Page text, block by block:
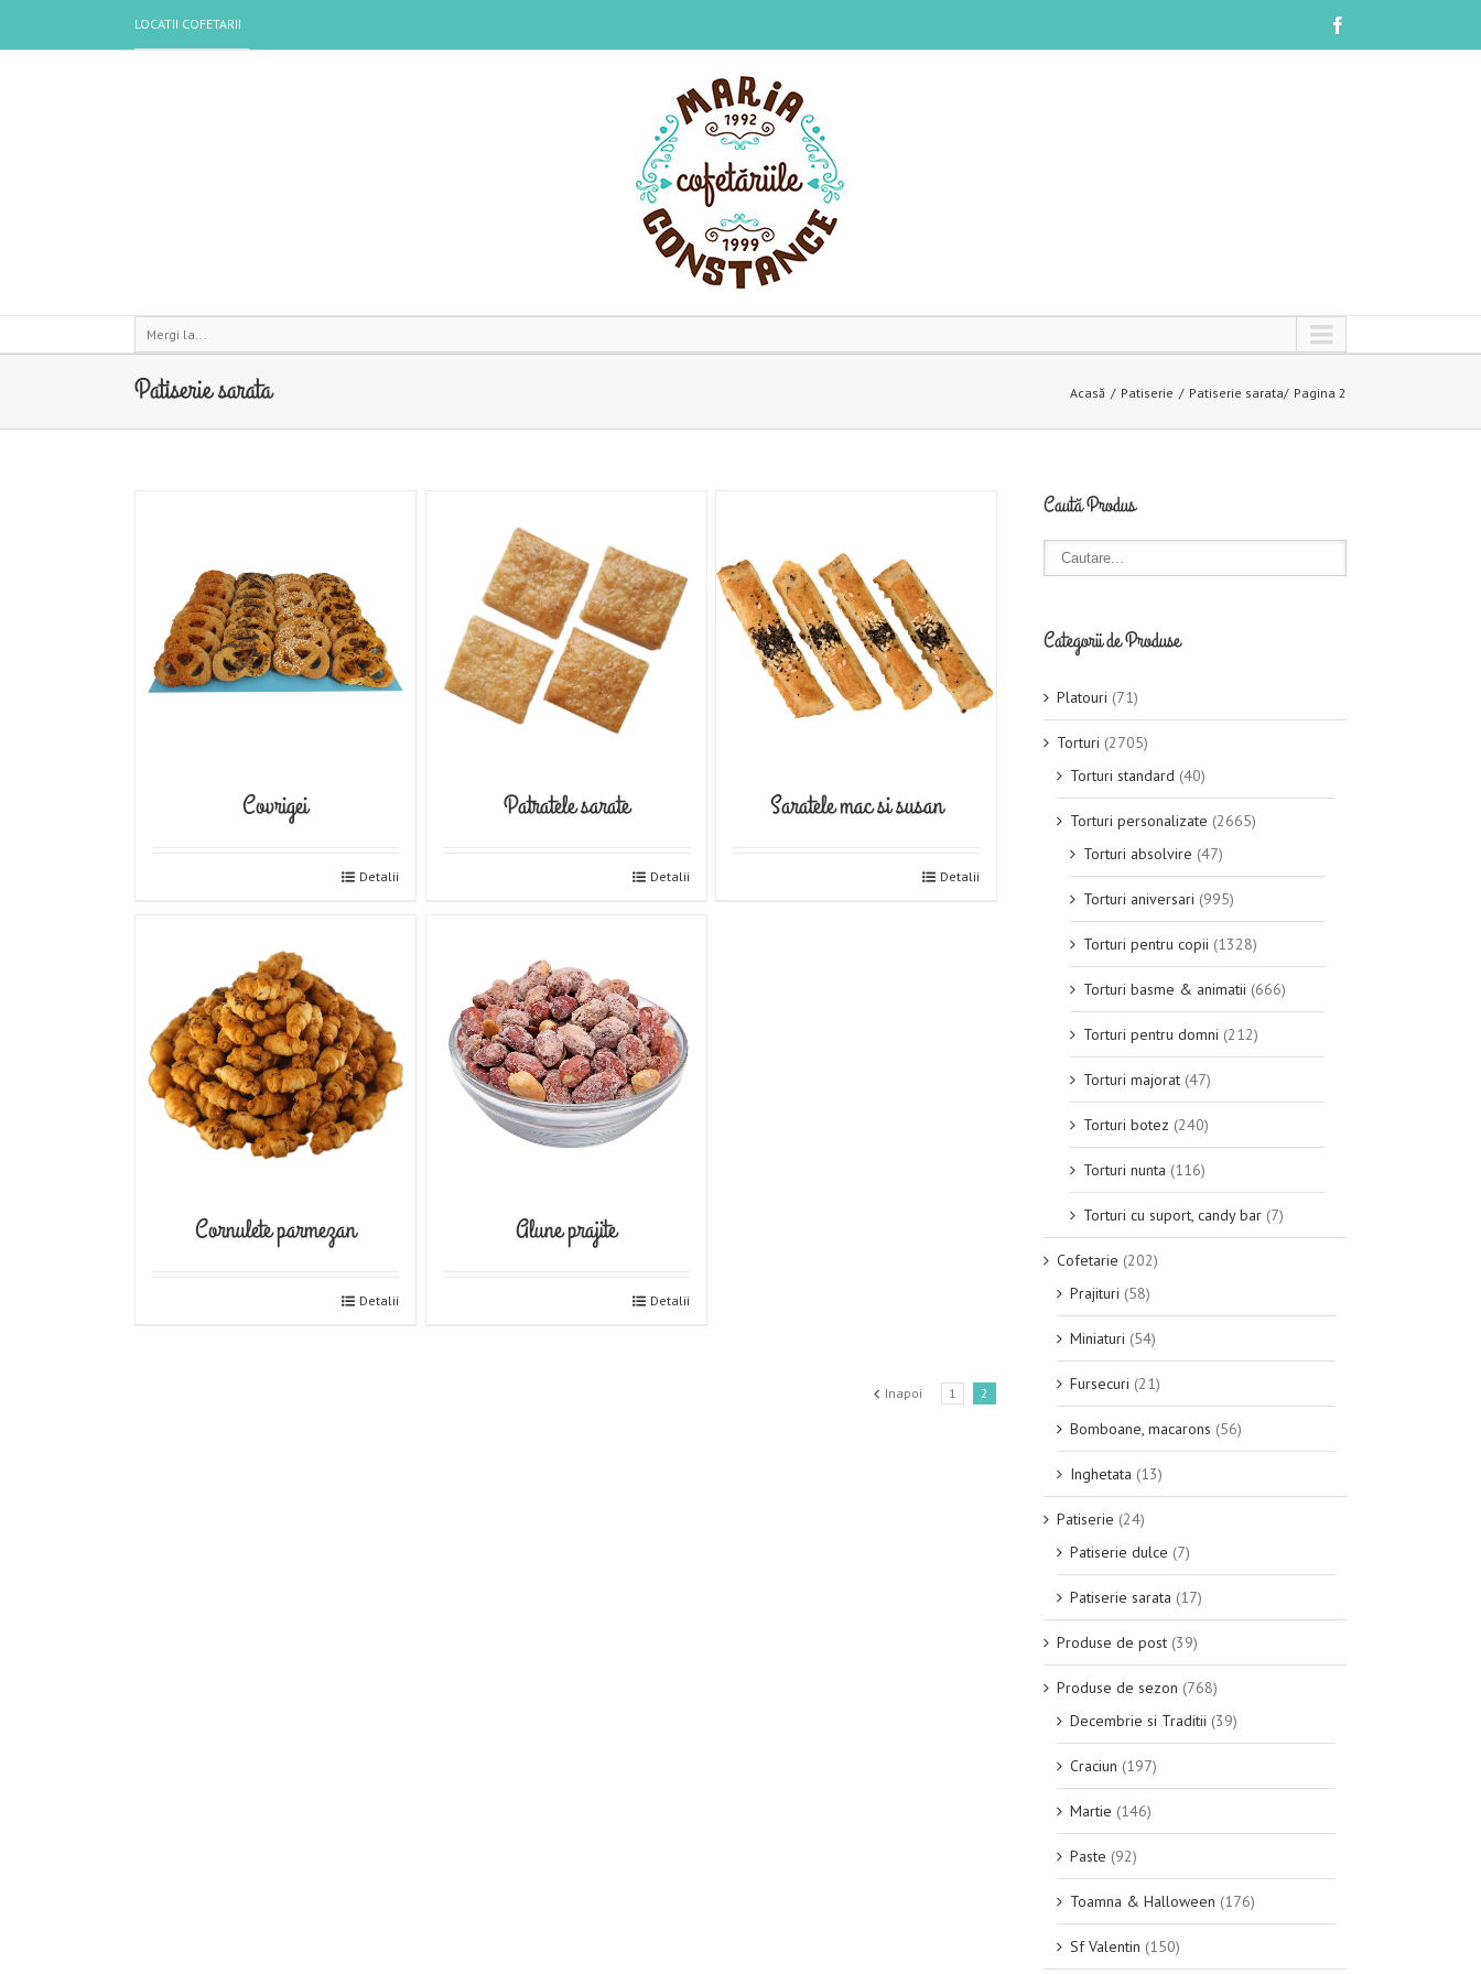
LOCATII COFETARII
Mergi la...
Patiserie sarata Acasă Patiserie Patiserie sarata Pagina 2
Covrigei
Detalii
Patratele sarate
Detalii
Saratele mac si susan
Detalii
Cornulete parmezan
Detalii
Alune prajite
Detalii
Inapoi 1 2
Caută Produs
Categorii de Produse
Platouri (71)
Torturi (2705)
Torturi standard (40)
Torturi personalizate (2665)
Torturi absolvire (47)
Torturi aniversari (995)
Torturi pentru copii (1328)
Torturi basme & animatii (666)
Torturi pentru domni (212)
Torturi majorat (47)
Torturi botez (240)
Torturi nunta (116)
Torturi cu suport, candy bar (7)
Cofetarie (202)
Prajituri (58)
Miniaturi (54)
Fursecuri (21)
Bomboane, macarons (56)
Inghetata (13)
Patiserie (24)
Patiserie dulce (7)
Patiserie sarata (17)
Produse de post (39)
Produse de sezon (768)
Decembrie si Traditii (39)
Craciun (197)
Martie (146)
Paste (92)
Toamna & Halloween (176)
Sf Valentin (150)